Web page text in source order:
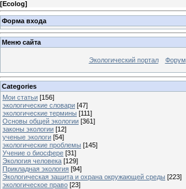
[Ecolog]
Форма входа
Меню сайта
Экологический портал Форум
Categories
Мои статьи [156]
экологические словари [47]
экологические термины [111]
Основы общей экологии [361]
законы экологии [12]
ученые экологи [54]
экологические проблемы [145]
Учение о биосфере [31]
Экология человека [129]
Прикладная экология [94]
Экологическая защита и охрана окружающей среды [223]
экологическое право [23]